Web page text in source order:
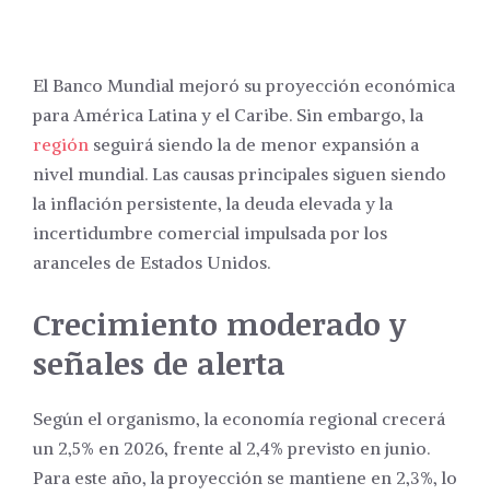
El Banco Mundial mejoró su proyección económica
para América Latina y el Caribe. Sin embargo, la
región seguirá siendo la de menor expansión a
nivel mundial. Las causas principales siguen siendo
la inflación persistente, la deuda elevada y la
incertidumbre comercial impulsada por los
aranceles de Estados Unidos.
Crecimiento moderado y
señales de alerta
Según el organismo, la economía regional crecerá
un 2,5% en 2026, frente al 2,4% previsto en junio.
Para este año, la proyección se mantiene en 2,3%, lo